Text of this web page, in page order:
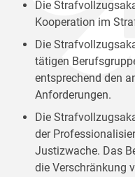
Die
Kooperation im
Die
tätigen
entsprechend den
Anforderungen.
Die
der
Justizwache. Das
die Verschränkung